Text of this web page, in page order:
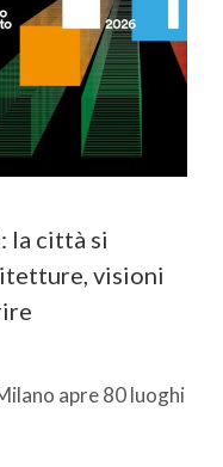
la città si
visioni
apre 80 luoghi